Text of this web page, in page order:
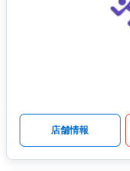
店舗情報